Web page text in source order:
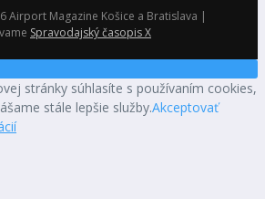
Airport Magazine Košice a Bratislava |
Spravodajský časopis X
stránky súhlasíte s používaním cookies,
stále lepšie služby.Akceptovať